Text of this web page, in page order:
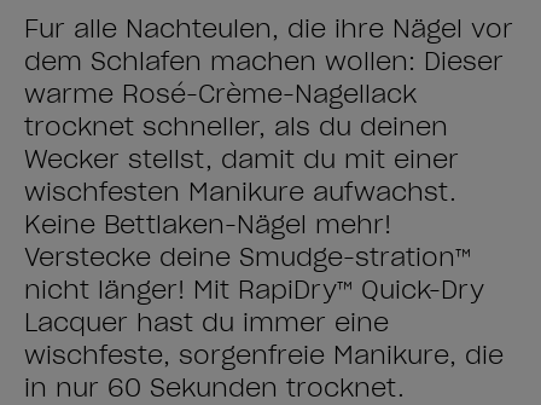
Für alle Nachteulen, die ihre Nägel vor
dem Schlafen machen wollen: Dieser
warme Rosé-Crème-Nagellack
trocknet schneller, als du deinen
Wecker stellst, damit du mit einer
wischfesten Maniküre aufwachst.
Keine Bettlaken-Nägel mehr!
Verstecke deine Smudge-stration™
nicht länger! Mit RapiDry™ Quick-Dry
Lacquer hast du immer eine
wischfeste, sorgenfreie Maniküre, die
in nur 60 Sekunden trocknet.